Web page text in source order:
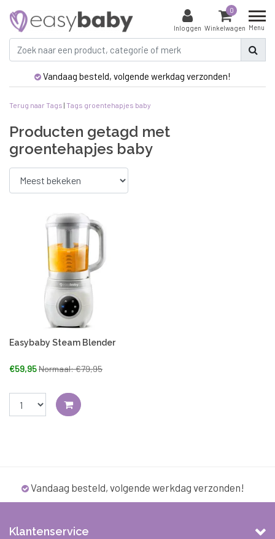
Inloggen
0
Winkelwagen Menu
Vandaag besteld, volgende werkdag verzonden!
Terug naar Tags | Tags groentehapjes baby
Producten getagd met
groentehapjes baby
Easybaby Steam Blender
€59,95Normaal: €79,95
Vandaag besteld, volgende werkdag verzonden!
Klantenservice